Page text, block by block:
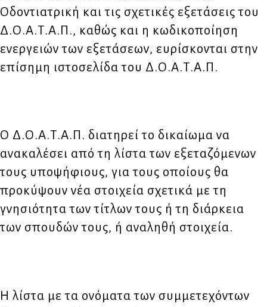
Οδοντιατρική και τις σχετικές εξετάσεις του
Δ.Ο.Α.Τ.Α.Π., καθώς και η κωδικοποίηση
ενεργειών των εξετάσεων, ευρίσκονται στην
επίσημη ιστοσελίδα του Δ.Ο.Α.Τ.Α.Π.
Ο Δ.Ο.Α.Τ.Α.Π. διατηρεί το δικαίωμα να
ανακαλέσει από τη λίστα των εξεταζόμενων
τους υποψήφιους, για τους οποίους θα
προκύψουν νέα στοιχεία σχετικά με τη
γνησιότητα των τίτλων τους ή τη διάρκεια
των σπουδών τους, ή αναληθή στοιχεία.
H λίστα με τα ονόματα των συμμετεχόντων